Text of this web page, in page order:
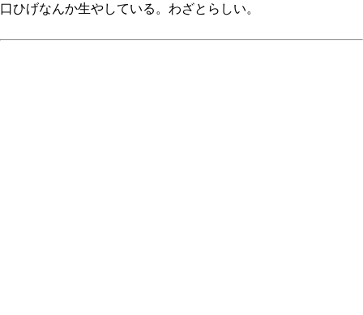
口ひげなんか生やしている。わざとらしい。